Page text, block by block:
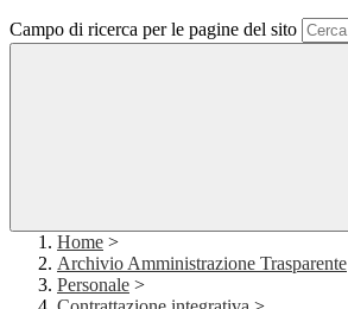
Campo di ricerca per le pagine del sito
Home >
Archivio Amministrazione Trasparente
Personale >